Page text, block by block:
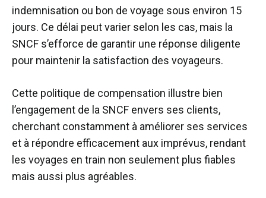
indemnisation ou bon de voyage sous environ 15
jours. Ce délai peut varier selon les cas, mais la
SNCF s’efforce de garantir une réponse diligente
pour maintenir la satisfaction des voyageurs.
Cette politique de compensation illustre bien
l’engagement de la SNCF envers ses clients,
cherchant constamment à améliorer ses services
et à répondre efficacement aux imprévus, rendant
les voyages en train non seulement plus fiables
mais aussi plus agréables.